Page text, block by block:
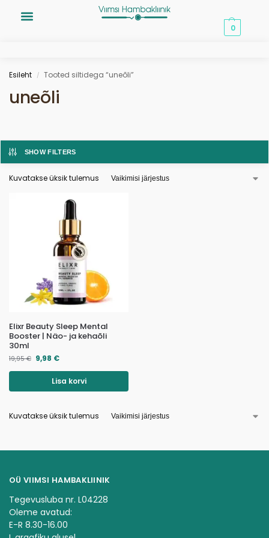
0
Esileht / Tooted siltidega “uneõli”
uneõli
SHOW FILTERS
Kuvatakse üksik tulemus
Elixr Beauty Sleep Mental
Booster | Näo- ja kehaõli
30ml
19,95€ 9,98 €
Lisa korvi
Kuvatakse üksik tulemus
OÜ VIIMSI HAMBAKLIINIK
Tegevusluba nr. L04228
Oleme avatud:
E-R 8.30-16.00